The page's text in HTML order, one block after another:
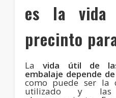
es la
precinto
Lavida útil de
embalaje depende
como puede ser la
utilizado y las